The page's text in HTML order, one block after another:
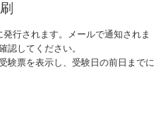
行されます。メールで通知されま
認してください。
験票を表示し、受験日の前日までに